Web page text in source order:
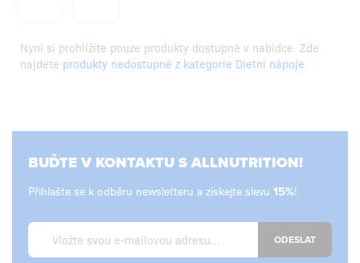
Nyní si prohlížíte pouze produkty dostupné v nabídce. Zde
najdete produkty nedostupné z kategorie Dietní nápoje.
BUĎTE V KONTAKTU S ALLNUTRITION!
Přihlašte se k odběru newsletteru a získejte slevu !
ODESLAT